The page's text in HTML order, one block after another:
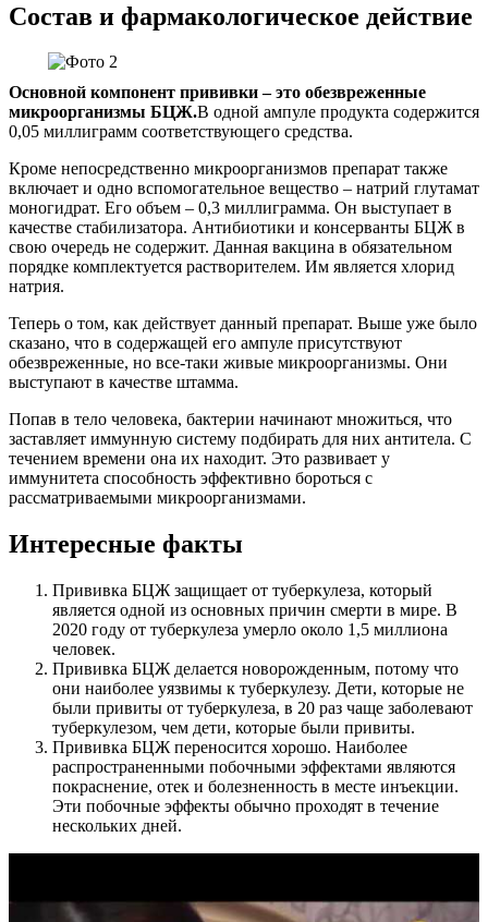
Состав и фармакологическое действие
Основной компонент прививки – это обезвреженные
микроорганизмы БЦЖ.В одной ампуле продукта содержится
0,05 миллиграмм соответствующего средства.
Кроме непосредственно микроорганизмов препарат также
включает и одно вспомогательное вещество – натрий глутамат
моногидрат. Его объем – 0,3 миллиграмма. Он выступает в
качестве стабилизатора. Антибиотики и консерванты БЦЖ в
свою очередь не содержит. Данная вакцина в обязательном
порядке комплектуется растворителем. Им является хлорид
натрия.
Теперь о том, как действует данный препарат. Выше уже было
сказано, что в содержащей его ампуле присутствуют
обезвреженные, но все-таки живые микроорганизмы. Они
выступают в качестве штамма.
Попав в тело человека, бактерии начинают множиться, что
заставляет иммунную систему подбирать для них антитела. С
течением времени она их находит. Это развивает у
иммунитета способность эффективно бороться с
рассматриваемыми микроорганизмами.
Интересные факты
Прививка БЦЖ защищает от туберкулеза, который
является одной из основных причин смерти в мире. В
2020 году от туберкулеза умерло около 1,5 миллиона
человек.
Прививка БЦЖ делается новорожденным, потому что
они наиболее уязвимы к туберкулезу. Дети, которые не
были привиты от туберкулеза, в 20 раз чаще заболевают
туберкулезом, чем дети, которые были привиты.
Прививка БЦЖ переносится хорошо. Наиболее
распространенными побочными эффектами являются
покраснение, отек и болезненность в месте инъекции.
Эти побочные эффекты обычно проходят в течение
нескольких дней.